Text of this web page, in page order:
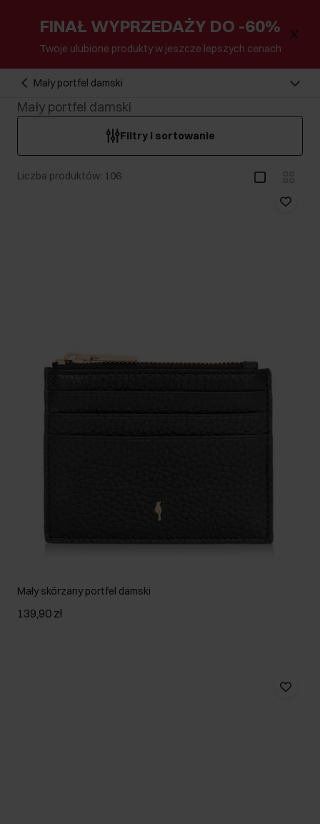
FINAŁ WYPRZEDAŻY DO -60%
Twoje ulubione produkty w jeszcze lepszych cenach
Mały portfel damski
Mały portfel damski
Filtry i sortowanie
Liczba produktów: 106
Mały skórzany portfel damski
139,90 zł